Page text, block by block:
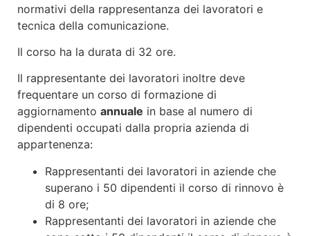
normativi della rappresentanza dei lavoratori e
tecnica della comunicazione.
Il corso ha la durata di 32 ore.
Il rappresentante dei lavoratori inoltre deve
frequentare un corso di formazione di
aggiornamento annuale in base al numero di
dipendenti occupati dalla propria azienda di
appartenenza:
Rappresentanti dei lavoratori in aziende che
superano i 50 dipendenti il corso di rinnovo è
di 8 ore;
Rappresentanti dei lavoratori in aziende che